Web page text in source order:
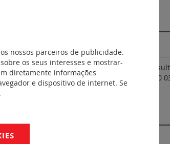
de verificar o modo de emergência. O
através de telecomando não polarizado ref. 0
nossos parceiros de publicidade.
os seus interesses e mostrar-
diretamente informações
e dispositivo de internet. Se